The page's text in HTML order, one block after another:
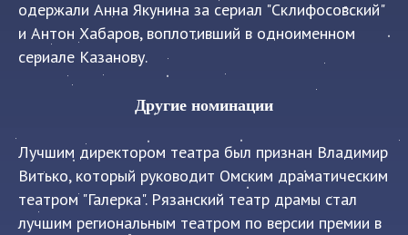
одержали Анна Якунина за сериал "Склифосовский"
и Антон Хабаров, воплотивший в одноименном
сериале Казанову.
Другие номинации
Лучшим директором театра был признан Владимир
Витько, который руководит Омским драматическим
театром "Галерка". Рязанский театр драмы стал
лучшим региональным театром по версии премии в